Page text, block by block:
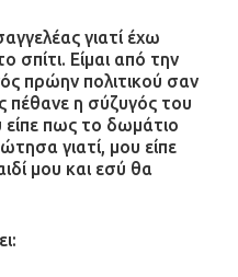
γιατί έχω
σπίτι. Είμαι από την
πρώην πολιτικού σαν
πέθανε η σύζυγός του
είπε πως το δωμάτιο
γιατί, μου είπε
μου και εσύ θα